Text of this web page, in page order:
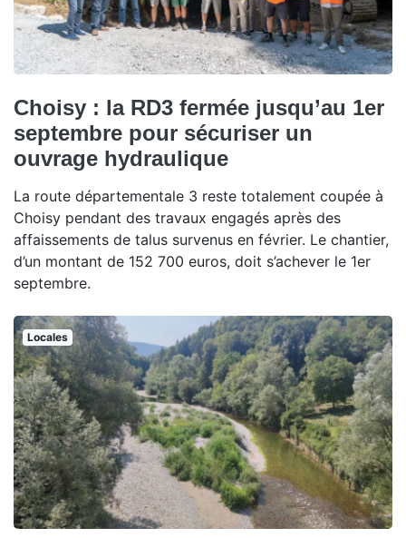
Choisy : la RD3 fermée jusqu’au 1er
septembre pour sécuriser un
ouvrage hydraulique
La route départementale 3 reste totalement coupée à
Choisy pendant des travaux engagés après des
affaissements de talus survenus en février. Le chantier,
d’un montant de 152 700 euros, doit s’achever le 1er
septembre.
Locales